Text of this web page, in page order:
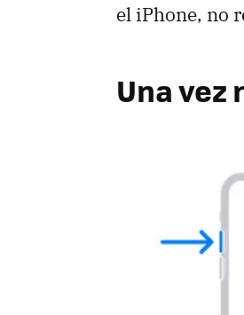
el iPhone, no
Una vez